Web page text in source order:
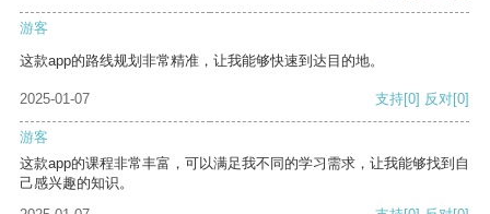
游客
这款app的路线规划非常精准，让我能够快速到达目的地。
2025-01-07 支持[0] 反对[0]
游客
这款app的课程非常丰富，可以满足我不同的学习需求，让我能够找到自
己感兴趣的知识。